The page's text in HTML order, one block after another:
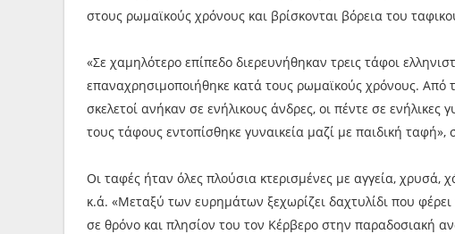
στους ρωμαϊκούς χρόνους και βρίσκονται βόρεια του
«Σε χαμηλότερο επίπεδο διερευνήθηκαν τρεις τάφοι
επαναχρησιμοποιήθηκε κατά τους ρωμαϊκούς χρόνους. Από
σκελετοί ανήκαν σε ενήλικους άνδρες, οι πέντε σε
τους τάφους εντοπίσθηκε γυναικεία μαζί με παιδική
Οι ταφές ήταν όλες πλούσια κτερισμένες με αγγεία, χρυσά,
κ.ά. «Μεταξύ των ευρημάτων ξεχωρίζει δαχτυλίδι που
σε θρόνο και πλησίον του τον Κέρβερο στην παραδοσιακή